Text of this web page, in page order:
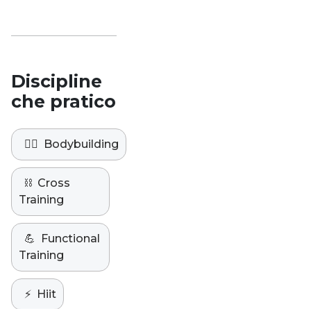
Discipline
che pratico
🏋️‍♀️ Bodybuilding
⛓️ Cross
Training
💪
Functional
Training
⚡️ Hiit